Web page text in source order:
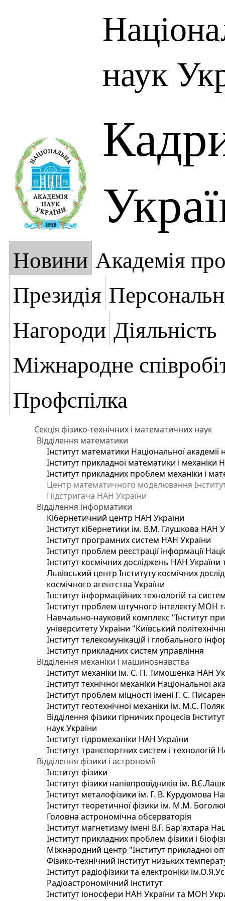
наук
Новини Академія
Президія
Нагороди Діяльність
Міжнародне
Профспілка
Секція фізико-технічних і математичних наук
Відділення математики
Інститут математики Національної академії
Інститут прикладної математики і механіки
Інститут прикладних проблем механіки і
Центр математичного моделювання
Підстригача НАН України
Відділення інформатики
Кібернетичний центр НАН України
Інститут кібернетики ім. В.М. Глушкова НАН
Інститут програмних систем НАН України
Інститут проблем реєстрації інформації
Інститут космічних досліджень НАН України
Львівський центр Інституту космічних
космічного агентства України
Інститут інформаційних технологій та
Інститут проблем штучного інтелекту МОН
Навчально-науковий комплекс "Інститут
університету України "Київський
Інститут телекомунікацій і глобального
Інститут прикладних систем управління
Відділення механіки і машинознавства
Інститут механіки ім. С. П. Тимошенка НАН
Інститут технічної механіки Національної
Інститут проблем міцності імені Г. С.
Інститут геотехнічної механіки ім. М.С.
Відділення фізики гірничих процесів
наук України
Інститут гідромеханіки НАН України
Інститут транспортних систем і технологій
Відділення фізики і астрономії
Інститут фізики
Інститут фізики напівпровідників ім.
Інститут металофізики ім. Г. В. Курдюмова
Інститут теоретичної фізики ім. М.М.
Головна астрономічна обсерваторія
Інститут магнетизму імені В.Г. Бар'яхтара
Інститут прикладних проблем фізики і
Міжнародний центр "Інститут прикладної
Фізико-технічний інститут низьких
Інститут радіофізики та електроніки
Радіоастрономічний інститут
Інститут іоносфери НАН України та МОН